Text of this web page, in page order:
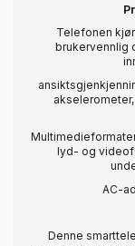
Telefonen
brukervennlig
lyd- og
AC-
Denne